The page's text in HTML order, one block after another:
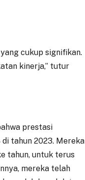
cukup signifikan.
kinerja,” tutur
prestasi
tahun 2023. Mereka
tahun, untuk terus
mereka telah